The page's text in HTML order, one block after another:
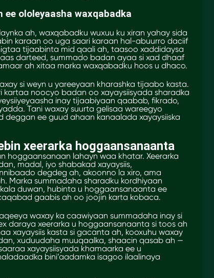
ololeyaasha waxqabadka
ah, waxqabadku wuxuu ku xiran yahay sida
karaan oo uga saari karaan hal-abuurro daciif
tijaabinta mid qaali ah, taasoo xaddidaysa
darteed, summado badan ayaa si xad dhaaf
ah xitaa marka waxqabadku hoos u dhaco.
si weyn u yareeyaan kharashka tijaabo kasta.
kartaa noocyo badan oo xayaysiisyada sharadka
inay tijaabiyaan qaabab, fikrado,
Tani waxay suurta gelisaa wareegyo
ee guud ahaan kanaalada xayaysiiska
xeerarka hoggaansanaanta
hoggaansanaan lahayn waa khatar. Xeerarka
madal, iyo shabakad xayaysiis,
degdeg ah, akoonno la xiro, ama
Marka summadaha sharadku kordhiyaan
duwan, hubinta u hoggaansanaanta ee
gaabis ah oo joojin karta kobaca.
waxay ka caawiyaan summadaha inay si
daraya xeerarka u hoggaansanaanta si toos ah
xayaysiis kasta si gacanta ah, kooxuhu waxay
xuduudaha muuqaalka, shaacin qasab ah —
xayaysiisyada khamaarka ee u
bini’aadamka isagoo ilaalinaya